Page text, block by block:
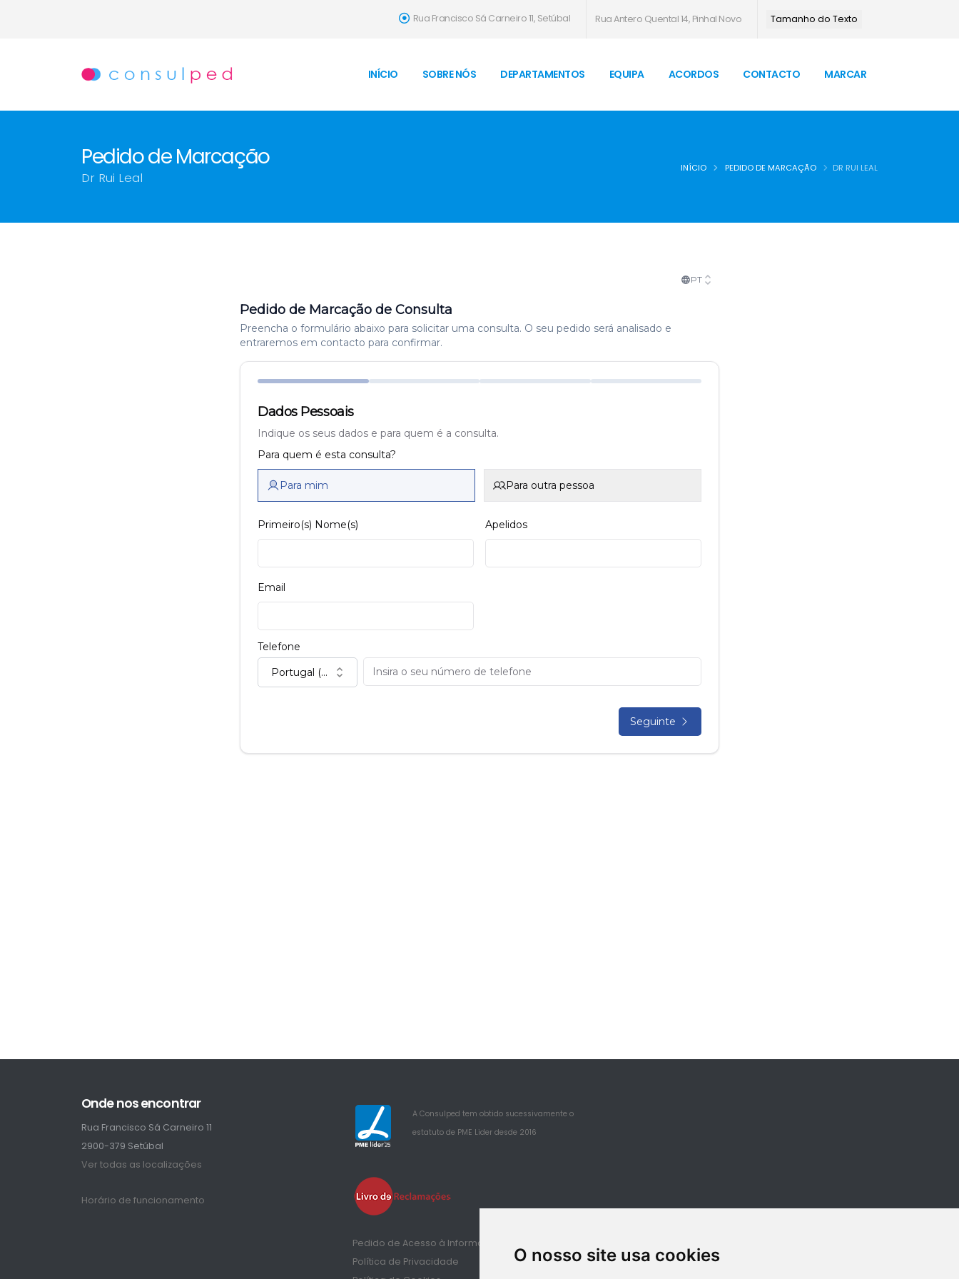
O nosso site usa cookies
Rua Francisco Sá Carneiro 11, Setúbal Rua Antero Quental 14, Pinhal Novo Tamanho do Texto
INÍCIO SOBRE NÓS DEPARTAMENTOS EQUIPA ACORDOS CONTACTO MARCAR
Pedido de Marcação
Dr Rui Leal
INÍCIO PEDIDO DE MARCAÇÃO DR RUI LEAL
Onde nos encontrar
Rua Francisco Sá Carneiro 11
2900-379 Setúbal
Ver todas as localizações
Horário de funcionamento
25
A Consulped tem obtido sucessivamente o
estatuto de PME Lider desde 2016
Pedido de Acesso à Informação de Saúde
Política de Privacidade